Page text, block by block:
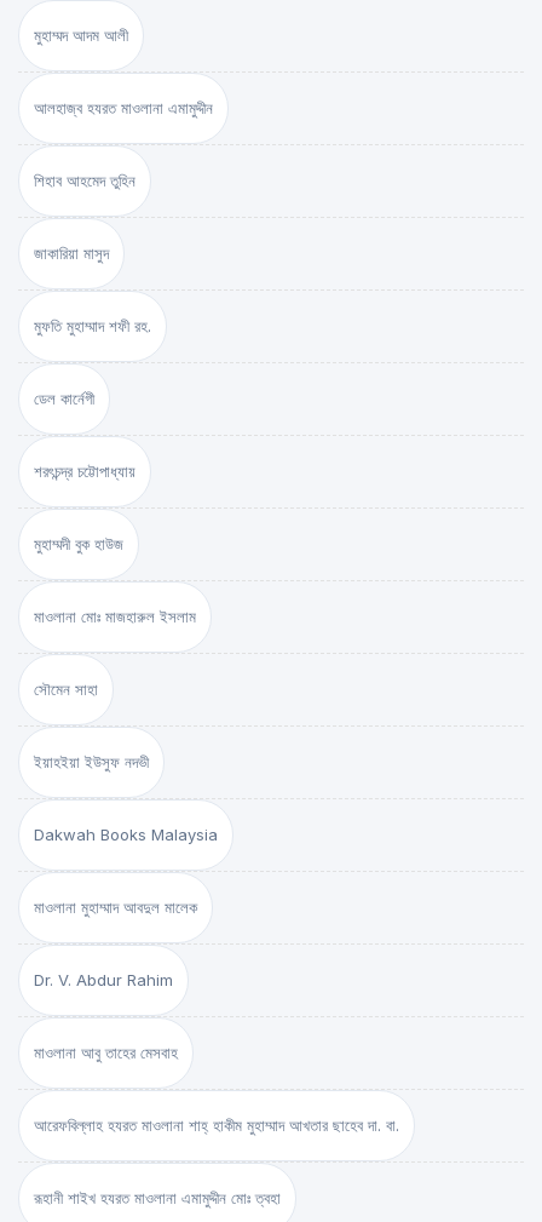
মুহাম্মদ আদম আলী
আলহাজ্ব হযরত মাওলানা এমামুদ্দীন
শিহাব আহমেদ তুহিন
জাকারিয়া মাসুদ
মুফতি মুহাম্মাদ শফী রহ.
ডেল কার্নেগী
শরৎচন্দ্র চট্টোপাধ্যায়
মুহাম্মদী বুক হাউজ
মাওলানা মোঃ মাজহারুল ইসলাম
সৌমেন সাহা
ইয়াহইয়া ইউসুফ নদভী
Dakwah Books Malaysia
মাওলানা মুহাম্মাদ আবদুল মালেক
Dr. V. Abdur Rahim
মাওলানা আবু তাহের মেসবাহ
আরেফবিল্লাহ হযরত মাওলানা শাহ্ হাকীম মুহাম্মাদ আখতার ছাহেব দা. বা.
রূহানী শাইখ হযরত মাওলানা এমামুদ্দীন মোঃ ত্বহা